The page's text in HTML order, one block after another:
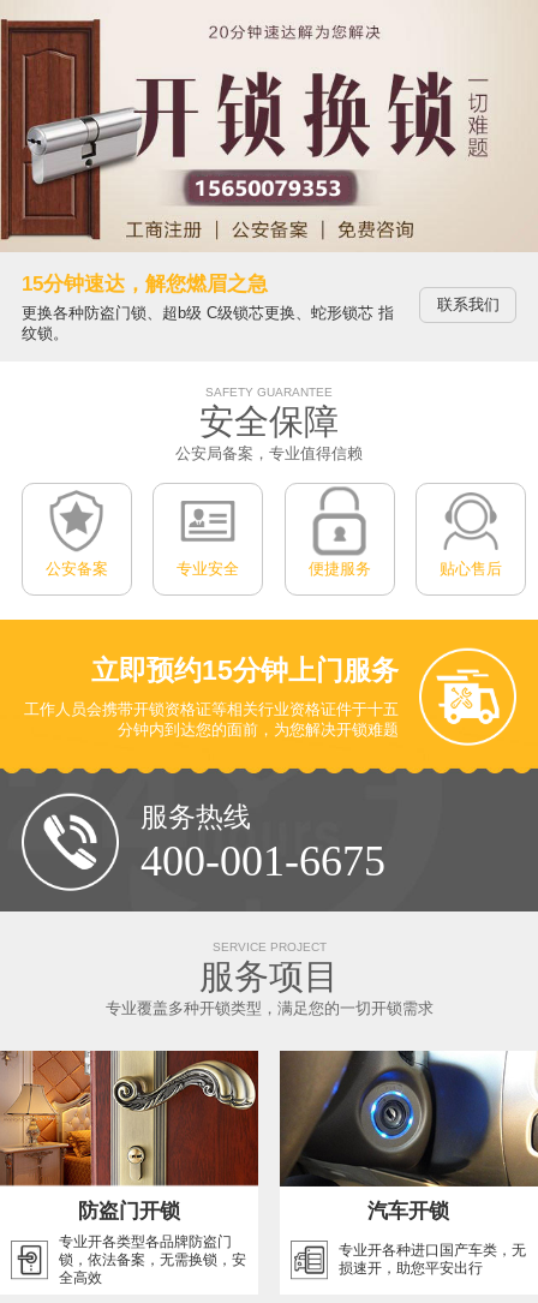
15分钟速达，解您燃眉之急
更换各种防盗门锁、超b级 C级锁芯更换、蛇形锁芯 指
纹锁。
联系我们
SAFETY GUARANTEE
安全保障
公安局备案，专业值得信赖
公安备案 专业安全 便捷服务 贴心售后
立即预约15分钟上门服务
工作人员会携带开锁资格证等相关行业资格证件于十五
分钟内到达您的面前，为您解决开锁难题
服务热线
400-001-6675
SERVICE PROJECT
服务项目
专业覆盖多种开锁类型，满足您的一切开锁需求
防盗门开锁
专业开各类型各品牌防盗门
锁，依法备案，无需换锁，安
全高效
汽车开锁
专业开各种进口国产车类，无
损速开，助您平安出行